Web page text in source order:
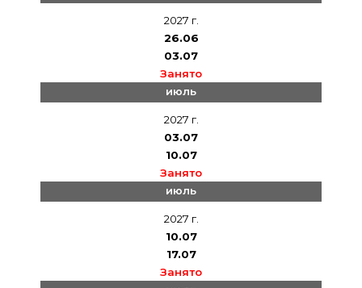
2027 г.
26.06
03.07
Занято
июль
2027 г.
03.07
10.07
Занято
июль
2027 г.
10.07
17.07
Занято